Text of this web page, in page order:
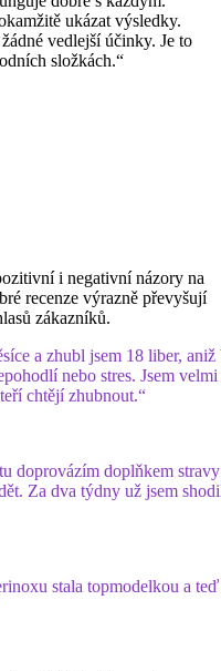
ukázat výsledky.
vedlejší účinky. Je to
složkách.“
i negativní názory na
recenze výrazně převyšují
zákazníků.
a zhubl jsem 18 liber, aniž
nebo stres. Jsem velmi
chtějí zhubnout.“
doprovázím doplňkem stravy
Za dva týdny už jsem
stala topmodelkou a teď